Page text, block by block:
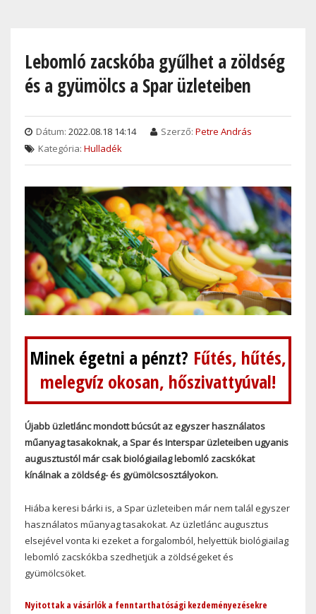
contentLebomló zacskóba gyűlhet a zöldség
és a gyümölcs a Spar üzleteiben
Dátum: 2022.08.18 14:14 Szerző: Petre András
Kategória: Hulladék
Minek égetni a pénzt? Fűtés, hűtés,
melegvíz okosan, hőszivattyúval!
Újabb üzletlánc mondott búcsút az egyszer használatos
műanyag tasakoknak, a Spar és Interspar üzleteiben ugyanis
augusztustól már csak biológiailag lebomló zacskókat
kínálnak a zöldség- és gyümölcsosztályokon.
Hiába keresi bárki is, a Spar üzleteiben már nem talál egyszer
használatos műanyag tasakokat. Az üzletlánc augusztus
elsejével vonta ki ezeket a forgalomból, helyettük biológiailag
lebomló zacskókba szedhetjük a zöldségeket és
gyümölcsöket.
Nyitottak a vásárlók a fenntarthatósági kezdeményezésekre